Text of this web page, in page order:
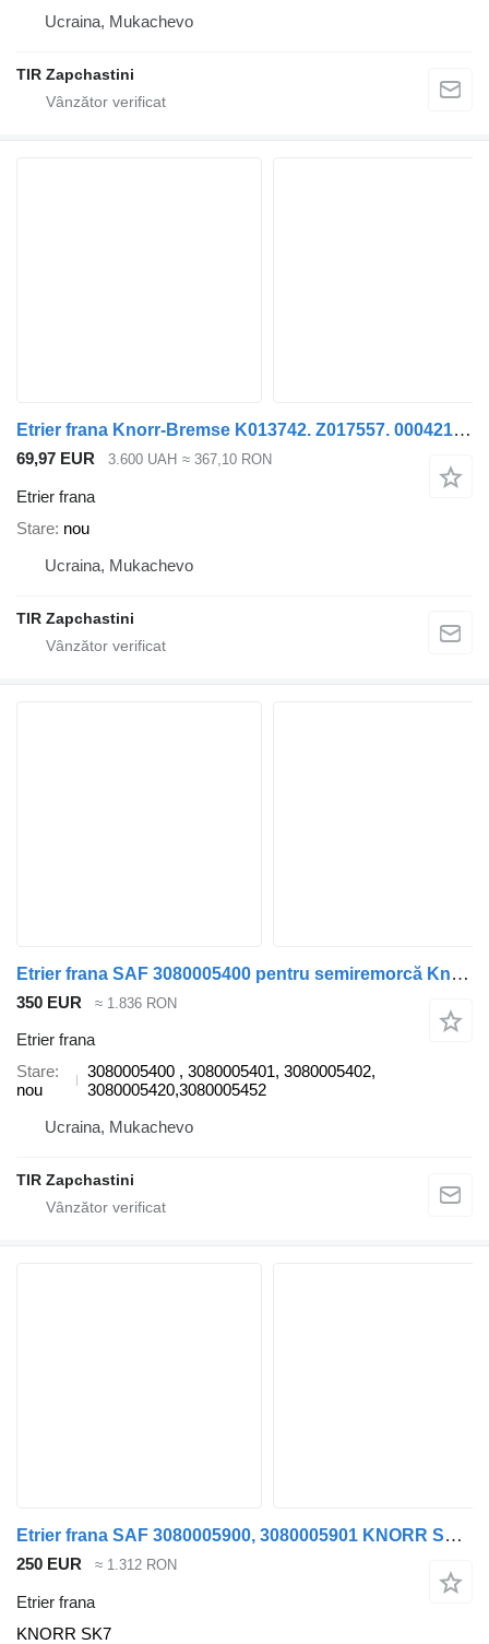
Ucraina, Mukachevo
TIR Zapchastini
Etrier frana Knorr-Bremse K013742. Z017557. 0004213906 pentru semiremorcă
69,97 EUR 3.600 UAH ≈ 367,10 RON
Etrier frana
Stare nou
Ucraina, Mukachevo
TIR Zapchastini
Etrier frana SAF 3080005400 pentru semiremorcă Knorr-Bremse SAF
350 EUR ≈ 1.836 RON
Etrier frana
Stare
nou
3080005400 , 3080005401, 3080005402,
3080005420,3080005452
Ucraina, Mukachevo
TIR Zapchastini
Etrier frana SAF 3080005900, 3080005901 KNORR SK7 pentru semiremorcă SAF
250 EUR ≈ 1.312 RON
Etrier frana
KNORR SK7